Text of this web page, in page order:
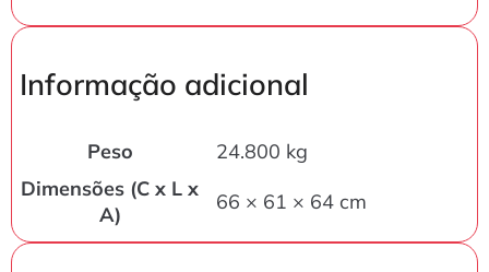
Informação adicional
Peso
24.800 kg
Dimensões (C x L x
A)
66 × 61 × 64 cm